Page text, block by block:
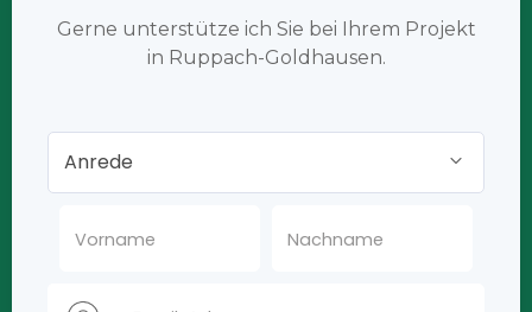
Gerne unterstütze ich Sie bei Ihrem Projekt
in Ruppach-Goldhausen.